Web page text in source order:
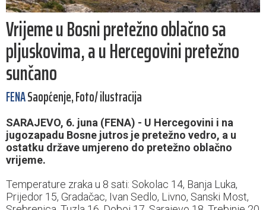
Vrijeme u Bosni pretežno oblačno sa
pljuskovima, a u Hercegovini pretežno
sunčano
FENASaopćenje, Foto/ ilustracija
SARAJEVO, 6. juna (FENA) - U Hercegovini i na
jugozapadu Bosne jutros je pretežno vedro, a u
ostatku države umjereno do pretežno oblačno
vrijeme.
Temperature zraka u 8 sati: Sokolac 14, Banja Luka,
Prijedor 15, Gradačac, Ivan Sedlo, Livno, Sanski Most,